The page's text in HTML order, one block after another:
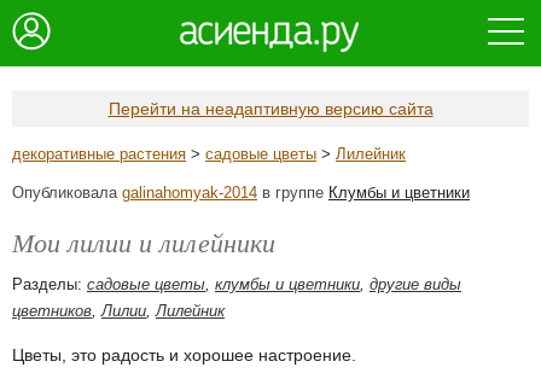
Перейти на неадаптивную версию сайта
декоративные растения > садовые цветы > Лилейник
Опубликовала galinahomyak-2014 в группе Клумбы и цветники
Мои лилии и лилейники
Разделы: садовые цветы, клумбы и цветники, другие виды
цветников,Лилии,Лилейник
Цветы, это радость и хорошее настроение.